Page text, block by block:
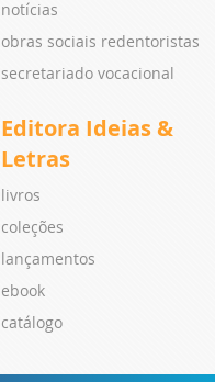
notícias
obras sociais redentoristas
secretariado vocacional
Editora Ideias &
Letras
livros
coleções
lançamentos
ebook
catálogo